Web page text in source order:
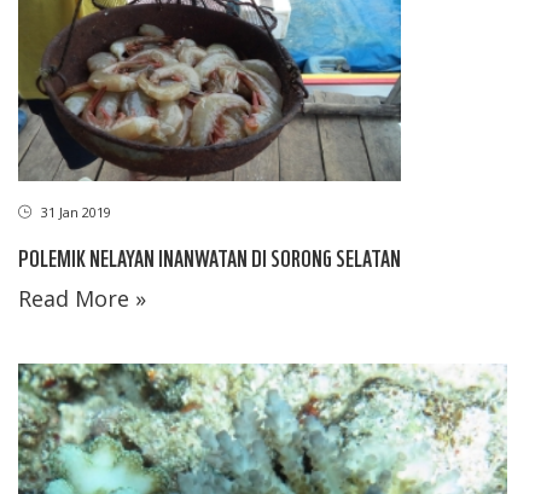
31 Jan 2019
POLEMIK NELAYAN INANWATAN DI SORONG SELATAN
Read More »